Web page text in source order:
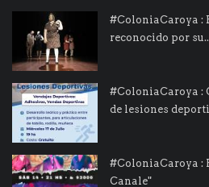
#ColoniaCaroya :
reconocido por
#ColoniaCaroya :
de lesiones
#ColoniaCaroya :
Canale"